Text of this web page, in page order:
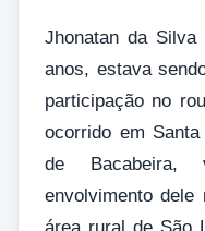
Jhonatan da Silva
anos, estava
participação no
ocorrido em
de Bacabeira,
envolvimento